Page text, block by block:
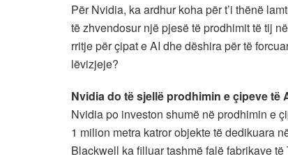
Për Nvidia, ka ardhur koha për t’i thënë
të zhvendosur një pjesë të prodhimit të tij
rritje për çipat e AI dhe dëshira për të
lëvizjeje?
Nvidia do të sjellë prodhimin e çipeve të
Nvidia po investon shumë në prodhimin e
1 milion metra katror objekte të dedikuara
Blackwell ka filluar tashmë falë fabrikave